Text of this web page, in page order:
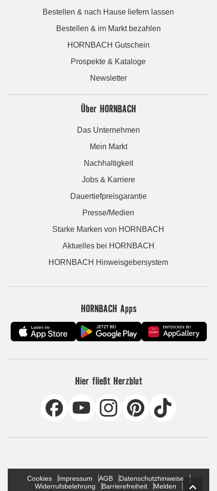
Bestellen & nach Hause liefern lassen
Bestellen & im Markt bezahlen
HORNBACH Gutschein
Prospekte & Kataloge
Newsletter
Über HORNBACH
Das Unternehmen
Mein Markt
Nachhaltigkeit
Jobs & Karriere
Dauertiefpreisgarantie
Presse/Medien
Starke Marken von HORNBACH
Aktuelles bei HORNBACH
HORNBACH Hinweisgebersystem
HORNBACH Apps
Hier fließt Herzblut
Cookies Impressum AGB
Datenschutzhinweise
Widerrufsbelehrung
Barrierefreiheit
Melden